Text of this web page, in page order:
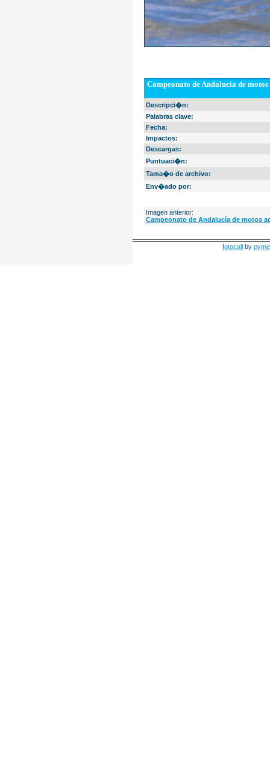
Campeonato de Andalucía de
Descripci�n:
Palabras clave:
Fecha:
Impactos:
Descargas:
Puntuaci�n:
Tama�o de archivo:
Env�ado por:
Imagen anterior:
Campeonato de Andalucía de motos
fotocall by